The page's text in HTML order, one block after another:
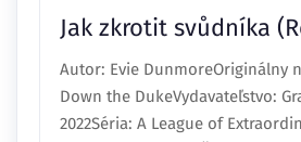
Jak zkrotit svůdníka
Autor: Evie DunmoreOriginálny
Down the DukeVydavateľstvo:
2022Séria: A League of